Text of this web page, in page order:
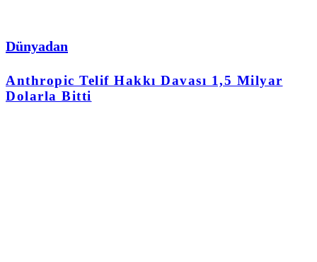
Dünyadan
Anthropic Telif Hakkı Davası 1,5 Milyar
Dolarla Bitti